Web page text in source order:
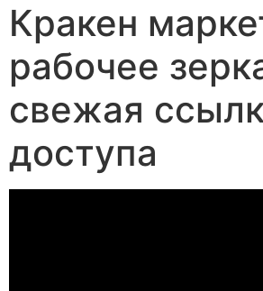
Кракен
рабочее
свежая
доступа